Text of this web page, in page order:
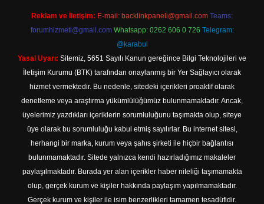
Reklam ve İletişim: E-mail: backlinkpaneli@gmail.com Teams:
forumhizmeti@gmail.com Whatsapp: 0262 606 0 726 Telegram:
@karabul
Yasal Uyarı: Sitemiz, 5651 Sayılı Kanun gereğince Bilgi Teknolojileri ve
İletişim Kurumu (BTK) tarafından onaylanmış bir Yer Sağlayıcı olarak
hizmet vermektedir. Bu nedenle, sitedeki içerikleri proaktif olarak
denetleme veya araştırma yükümlülüğümüz bulunmamaktadır. Ancak,
üyelerimiz yazdıkları içeriklerin sorumluluğunu taşımakta olup, siteye
üye olarak bu sorumluluğu kabul etmiş sayılırlar. Bu internet sitesi,
herhangi bir marka, kurum veya şahıs şirketi ile hiçbir bağlantısı
bulunmamaktadır. Sitede yalnızca kendi hazırladığımız makaleler
paylaşılmaktadır. Burada yer alan içerikler haber niteliği taşımamakta
olup, gerçek kurum ve kişiler hakkında paylaşım yapılmamaktadır.
Gerçek kurum ve kişiler ile isim benzerlikleri tamamen tesadüfidir.